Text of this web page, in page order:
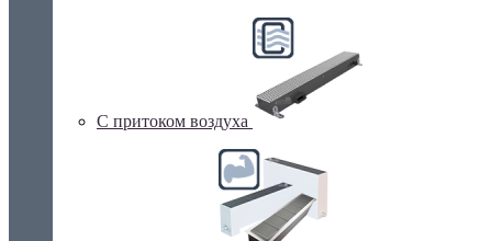
С притоком воздуха